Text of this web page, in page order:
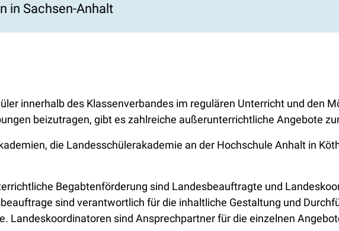
in Sachsen-Anhalt
innerhalb des Klassenverbandes im regulären Unterricht und den
beizutragen, gibt es zahlreiche außerunterrichtliche Angebote
die Landesschülerakademie an der Hochschule Anhalt in
Begabtenförderung sind Landesbeauftragte und
sind verantwortlich für die inhaltliche Gestaltung und
Landeskoordinatoren sind Ansprechpartner für die einzelnen